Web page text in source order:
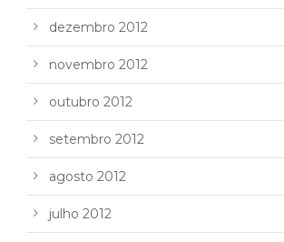
dezembro 2012
novembro 2012
outubro 2012
setembro 2012
agosto 2012
julho 2012